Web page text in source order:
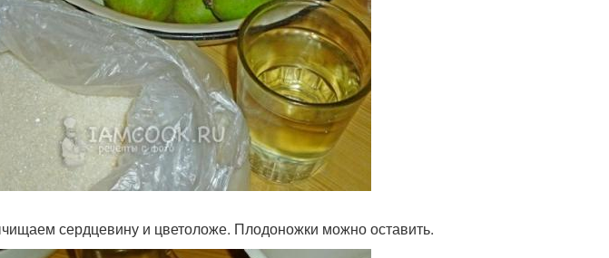
сердцевину и цветоложе. Плодоножки можно оставить.